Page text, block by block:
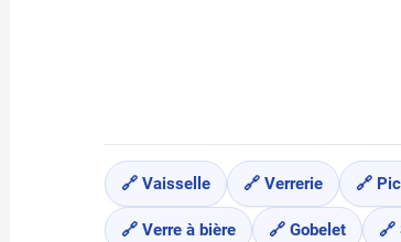
🔗 Vaisselle 🔗 Verrerie 🔗
🔗 Verre à bière 🔗 Gobelet 🔗